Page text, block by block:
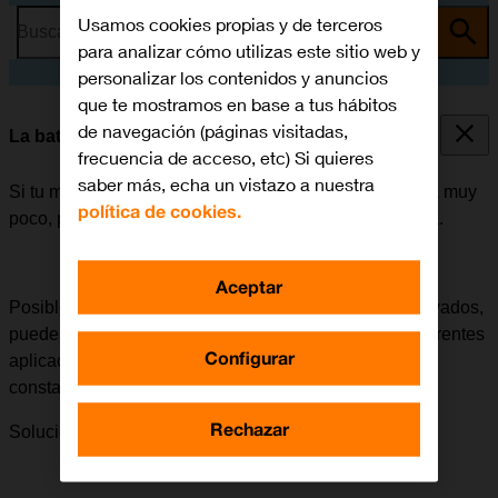
Busca por problema o tema
La batería de mi móvil dura poco tiempo
Si tu móvil empieza a gastar mucha batería y esta dura muy
poco, puede haber varias causas posibles al problema.
Posible causa 5 de 10:
Si los datos móviles están activados,
puede aumentar el consumo de batería ya que las diferentes
aplicaciones del móvil envían y reciben datos
constantemente.
Solución: Cómo desactivar los datos móviles.
Usamos cookies propias y de terceros
para analizar cómo utilizas este sitio web y
personalizar los contenidos y anuncios
que te mostramos en base a tus hábitos
de navegación (páginas visitadas,
frecuencia de acceso, etc) Si quieres
saber más, echa un vistazo a nuestra
política de cookies.
Configurar
Rechazar
Aceptar